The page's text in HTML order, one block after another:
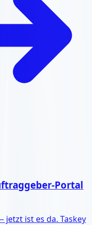
Portal
ist es da. Taskey